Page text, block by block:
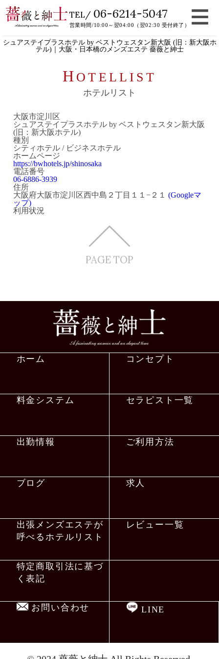
TEL/ 06-6214-5047
営業時間/10:00～翌04:00（翌02:30 受付終了）
シュアステイプラスホテル by ベストウェスタン新大阪 (旧：新大阪ホ
テル)｜大阪・日本橋のメンズエステ 薔薇と紳士
H OTELLIST
ホテルリスト
大阪市淀川区
シュアステイプラスホテル by ベストウェスタン新大阪
(旧：新大阪ホテル)
種別
シティホテル / ビジネスホテル
ホームページ
https://bwhotels.jp/shinosaka
電話番号
06-6886-3939
住所
大阪府大阪市淀川区西中島２丁目１１−２１ (Googleマ
ップ)
利用状況
PAGE TOP
ホーム コンセプト
料金システム セラピスト一覧
出勤情報 ご利用方法
ブログ 求人
出張メンズエステが
呼べるホテルリスト
レビュー一覧
特定商取引法に基づ
く表記
お問い合わせ LINE